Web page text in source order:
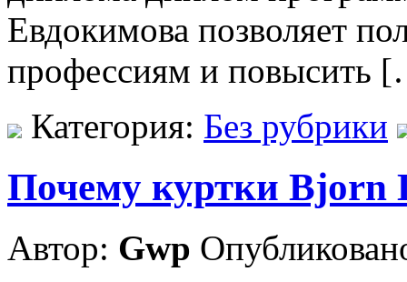
Евдокимова позволяет
профессиям и повысить
Категория: Без рубрики
Почему куртки Bjorn
Автор: Gwp